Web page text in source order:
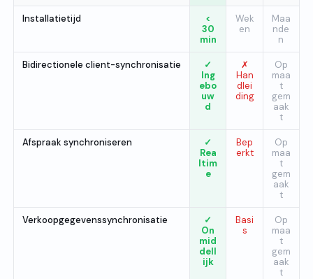
Installatietijd
<
30
min
Wek
en
Maa
nde
n
Bidirectionele client-synchronisatie
✓
Ing
ebo
uw
d
✗
Han
dlei
ding
Op
maa
t
gem
aak
t
Afspraak synchroniseren
✓
Rea
ltim
e
Bep
erkt
Op
maa
t
gem
aak
t
Verkoopgegevenssynchronisatie
✓
On
mid
dell
ijk
Basi
s
Op
maa
t
gem
aak
t